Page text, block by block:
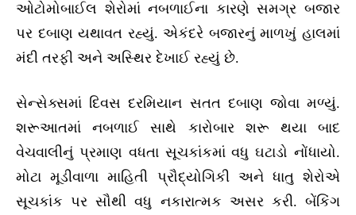
ઓટોમોબાઈલ શેરોમાં નબળાઈના કારણે સમગ્ર બજાર
પર દબાણ યથાવત રહ્યું. એકંદરે બજારનું માળખું હાલમાં
મંદી તરફી અને અસ્થિર દેખાઈ રહ્યું છે.
સેન્સેક્સમાં દિવસ દરમિયાન સતત દબાણ જોવા મળ્યું.
શરૂઆતમાં નબળાઈ સાથે કારોબાર શરૂ થયા બાદ
વેચવાલીનું પ્રમાણ વધતા સૂચકાંકમાં વધુ ઘટાડો નોંધાયો.
મોટા મૂડીવાળા માહિતી પ્રૌદ્યોગિકી અને ધાતુ શેરોએ
સૂચકાંક પર સૌથી વધુ નકારાત્મક અસર કરી. બેંકિંગ